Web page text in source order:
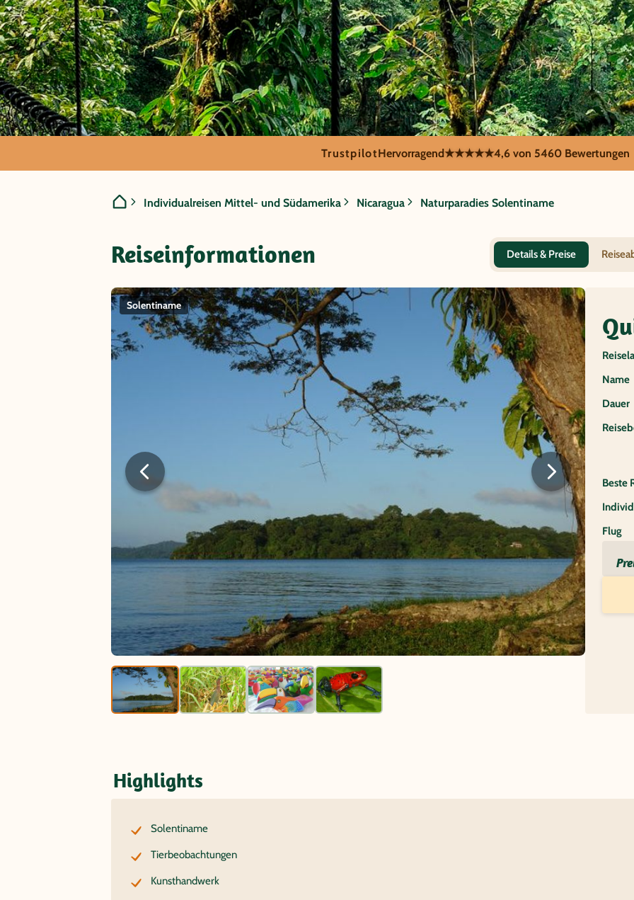
Nicaragua - Naturparadies
Solentiname
TrustpilotHervorragend★★★★★4,6 von 5460 Bewertungen
Individualreisen Mittel- und Südamerika Nicaragua Naturparadies Solentiname
Reiseinformationen Details & Preise
Solentiname
Name
Dauer
Beste
Flug
Highlights
Solentiname
Tierbeobachtungen
Kunsthandwerk